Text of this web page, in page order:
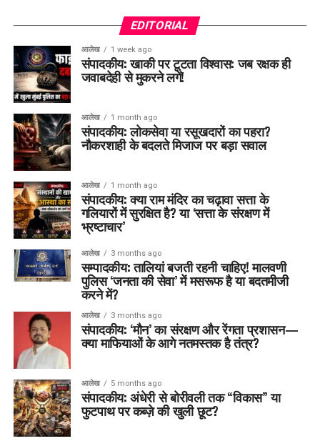
EDITORIAL
आलेख 1 week ago
संपादकीय: खाकी पर टूटता विश्वास: जब रक्षक ही
जवाबदेही से मुकरने लगें!
आलेख 1 month ago
संपादकीय: लोकसेवा या रसूखदारों का पहरा?
नौकरशाही के बदलते मिजाज पर बड़ा सवाल
आलेख 1 month ago
संपादकीय: क्या राम मंदिर का चढ़ावा सत्ता के
गलियारों में सुरक्षित है? या ‘सत्ता के संरक्षण में
भ्रष्टाचार’
आलेख 3 months ago
सम्पादकीय: तालियां बजती रहनी चाहिए! मालवणी
पुलिस ‘जनता की सेवा’ में मसरूफ है या बदतमीजी
करने में?
आलेख 3 months ago
संपादकीय: ‘मौन’ का संरक्षण और रेंगता प्रशासन—
क्या माफियाओं के आगे नतमस्तक है तंत्र?
आलेख 5 months ago
संपादकीय: अंधेरी से बोरीवली तक “विकास” या
फुटपाथ पर कब्ज़े की खुली छूट?